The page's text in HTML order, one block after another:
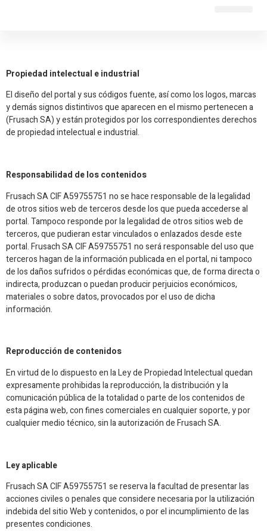
Propiedad intelectual e industrial
El diseño del portal y sus códigos fuente, así como los logos, marcas
y demás signos distintivos que aparecen en el mismo pertenecen a
(Frusach SA) y están protegidos por los correspondientes derechos
de propiedad intelectual e industrial.
Responsabilidad de los contenidos
Frusach SA CIF A59755751 no se hace responsable de la legalidad
de otros sitios web de terceros desde los que pueda accederse al
portal. Tampoco responde por la legalidad de otros sitios web de
terceros, que pudieran estar vinculados o enlazados desde este
portal. Frusach SA CIF A59755751 no será responsable del uso que
terceros hagan de la información publicada en el portal, ni tampoco
de los daños sufridos o pérdidas económicas que, de forma directa o
indirecta, produzcan o puedan producir perjuicios económicos,
materiales o sobre datos, provocados por el uso de dicha
información.
Reproducción de contenidos
En virtud de lo dispuesto en la Ley de Propiedad Intelectual quedan
expresamente prohibidas la reproducción, la distribución y la
comunicación pública de la totalidad o parte de los contenidos de
esta página web, con fines comerciales en cualquier soporte, y por
cualquier medio técnico, sin la autorización de Frusach SA.
Ley aplicable
Frusach SA CIF A59755751 se reserva la facultad de presentar las
acciones civiles o penales que considere necesaria por la utilización
indebida del sitio Web y contenidos, o por el incumplimiento de las
presentes condiciones.